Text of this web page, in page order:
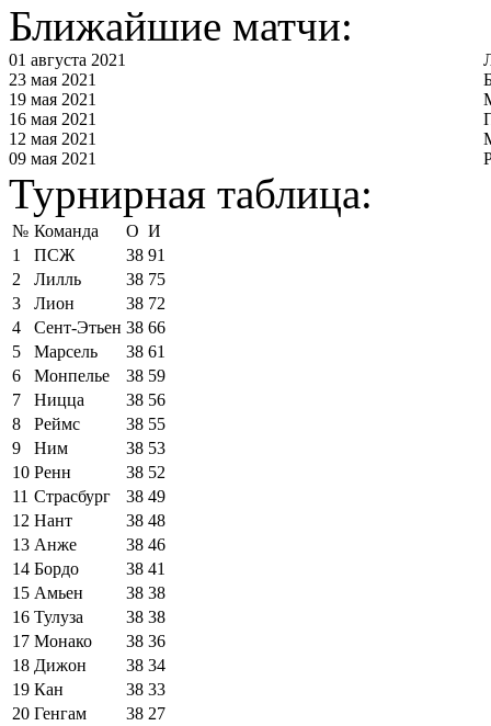
Ближайшие матчи:
01 августа 2021
23 мая 2021
19 мая 2021
16 мая 2021
12 мая 2021
09 мая 2021
Турнирная таблица:
№ Команда О И
1
ПСЖ 38 91
2
Лилль 38 75
3
Лион 38 72
4
Сент-Этьен 38 66
5
Марсель 38 61
6
Монпелье 38 59
7
Ницца 38 56
8
Реймс 38 55
9
Ним 38 53
10 Ренн 38 52
11 Страсбург 38 49
12 Нант 38 48
13 Анже 38 46
14 Бордо 38 41
15 Амьен 38 38
16 Тулуза 38 38
17 Монако 38 36
18 Дижон 38 34
19 Кан 38 33
20 Генгам 38 27